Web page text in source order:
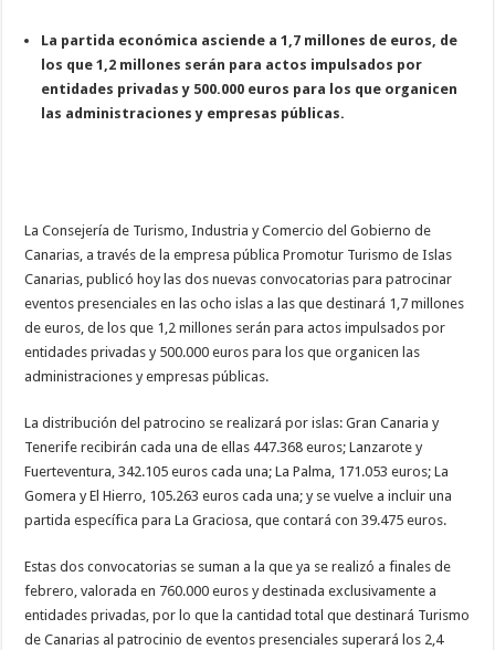
La partida económica asciende a 1,7 millones de euros, de
los que 1,2 millones serán para actos impulsados por
entidades privadas y 500.000 euros para los que organicen
las administraciones y empresas públicas.
La Consejería de Turismo, Industria y Comercio del Gobierno de
Canarias, a través de la empresa pública Promotur Turismo de Islas
Canarias, publicó hoy las dos nuevas convocatorias para patrocinar
eventos presenciales en las ocho islas a las que destinará 1,7 millones
de euros, de los que 1,2 millones serán para actos impulsados por
entidades privadas y 500.000 euros para los que organicen las
administraciones y empresas públicas.
La distribución del patrocino se realizará por islas: Gran Canaria y
Tenerife recibirán cada una de ellas 447.368 euros; Lanzarote y
Fuerteventura, 342.105 euros cada una; La Palma, 171.053 euros; La
Gomera y El Hierro, 105.263 euros cada una; y se vuelve a incluir una
partida específica para La Graciosa, que contará con 39.475 euros.
Estas dos convocatorias se suman a la que ya se realizó a finales de
febrero, valorada en 760.000 euros y destinada exclusivamente a
entidades privadas, por lo que la cantidad total que destinará Turismo
de Canarias al patrocinio de eventos presenciales superará los 2,4
Necesarias
Estas
cookies no
opcionales.
Son
necesarias
para que
funcione la
Para que
podamos
funcionalidad
de la web, en
base a cómo
se usa la
web.